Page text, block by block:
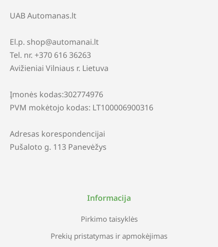
UAB Automanas.lt
El.p. shop@automanai.lt
Tel. nr. +370 616 36263
Avižieniai Vilniaus r. Lietuva
Įmonės kodas:302774976
PVM mokėtojo kodas: LT100006900316
Adresas korespondencijai
Pušaloto g. 113 Panevėžys
Informacija
Pirkimo taisyklės
Prekių pristatymas ir apmokėjimas